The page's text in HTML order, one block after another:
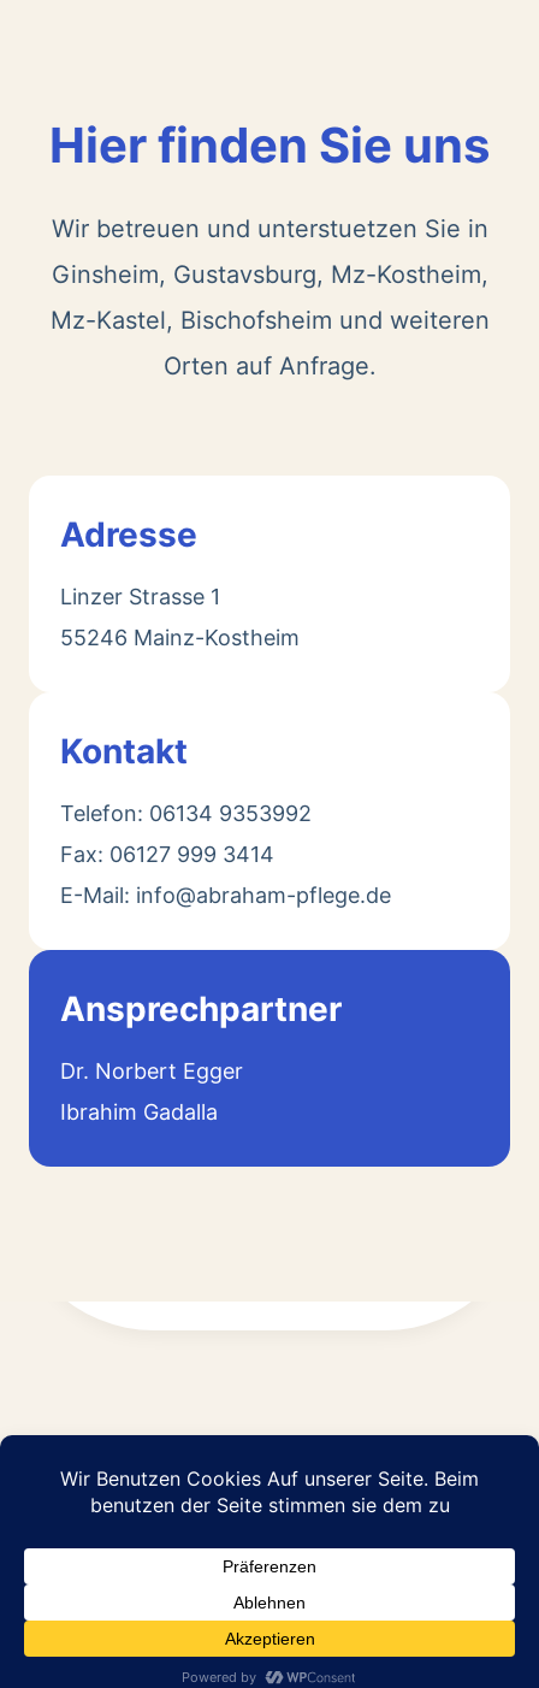
Hier finden Sie uns
Wir betreuen und unterstuetzen Sie in
Ginsheim, Gustavsburg, Mz-Kostheim,
Mz-Kastel, Bischofsheim und weiteren
Orten auf Anfrage.
Adresse
Linzer Strasse 1
55246 Mainz-Kostheim
Kontakt
Telefon: 06134 9353992
Fax: 06127 999 3414
E-Mail: info@abraham-pflege.de
Ansprechpartner
Dr. Norbert Egger
Ibrahim Gadalla
© 2026 Abraham Pflege GmbH